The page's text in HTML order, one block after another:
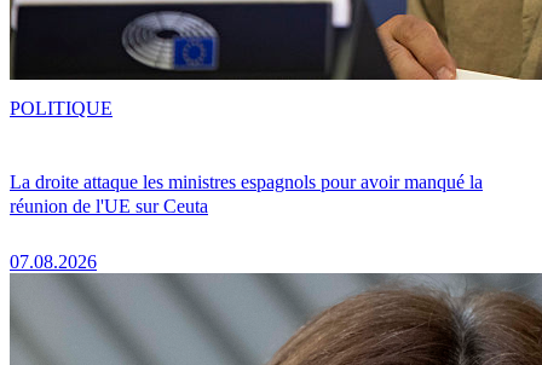
La droite attaque les ministres espagnols pour avoir manqué la
réunion de l'UE sur Ceuta
07.08.2026
POLITIQUE